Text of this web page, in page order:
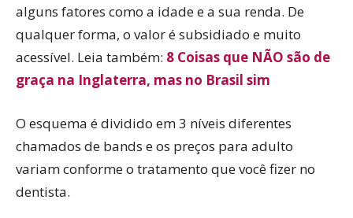
alguns fatores como a idade e a sua renda. De
qualquer forma, o valor é subsidiado e muito
acessível. Leia também: 8 Coisas que NÃO são de
graça na Inglaterra, mas no Brasil sim
O esquema é dividido em 3 níveis diferentes
chamados de bands e os preços para adulto
variam conforme o tratamento que você fizer no
dentista.